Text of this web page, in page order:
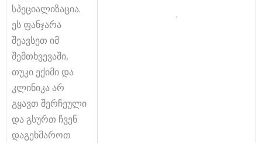
სპეციალიზაცია.
ეს ფანჯარა
შეავსეთ იმ
შემთხვევაში,
თუკი ექიმი და
კლინიკა არ
გყავთ შერჩეული
და გსურთ ჩვენ
დაგეხმაროთ
.